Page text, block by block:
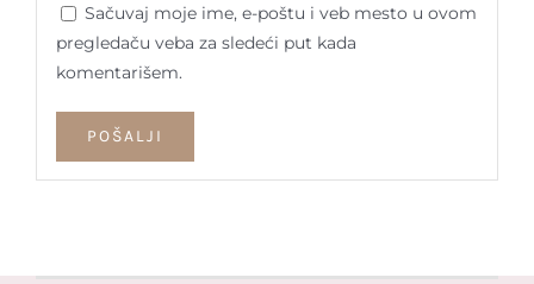
Sačuvaj moje ime, e-poštu i veb mesto u ovom
pregledaču veba za sledeći put kada
komentarišem.